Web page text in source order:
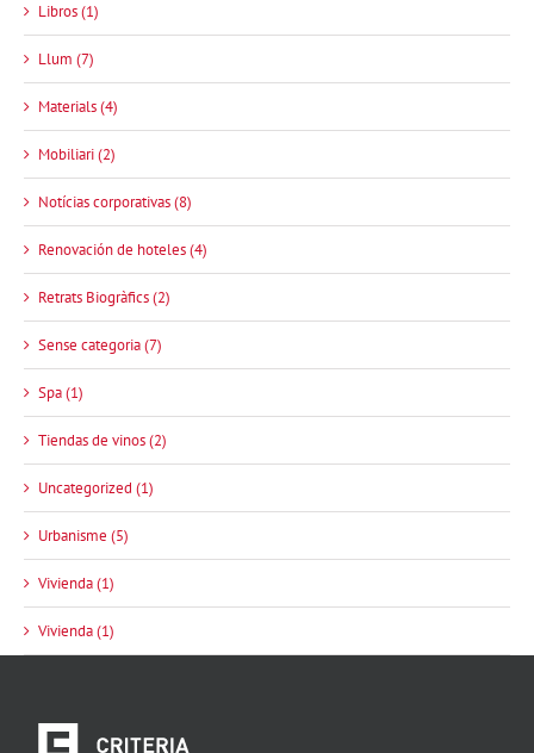
Libros (1)
Llum (7)
Materials (4)
Mobiliari (2)
Notícias corporativas (8)
Renovación de hoteles (4)
Retrats Biogràfics (2)
Sense categoria (7)
Spa (1)
Tiendas de vinos (2)
Uncategorized (1)
Urbanisme (5)
Vivienda (1)
Vivienda (1)